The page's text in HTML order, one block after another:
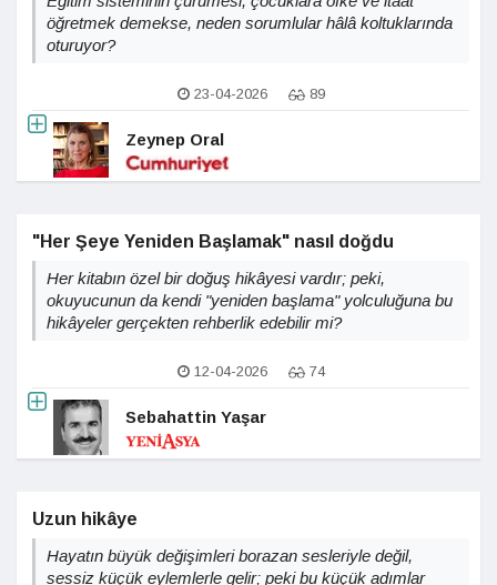
öğretmek demekse, neden sorumlular hâlâ koltuklarında
oturuyor?
23-04-2026 89
Zeynep Oral
"Her Şeye Yeniden Başlamak" nasıl doğdu
Her kitabın özel bir doğuş hikâyesi vardır; peki,
okuyucunun da kendi "yeniden başlama" yolculuğuna bu
hikâyeler gerçekten rehberlik edebilir mi?
12-04-2026 74
Sebahattin Yaşar
Uzun hikâye
Hayatın büyük değişimleri borazan sesleriyle değil,
sessiz küçük eylemlerle gelir; peki bu küçük adımlar